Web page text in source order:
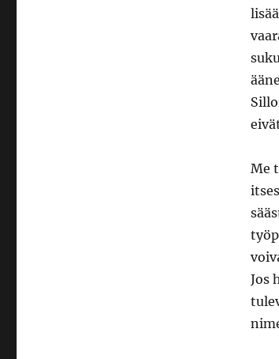
Me
Jos